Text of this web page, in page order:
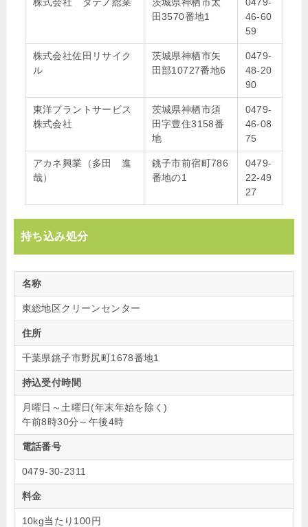
田3570番地1
46-60
59
株式会社佐田リサイク
ル
茨城県神栖市矢
田部10727番地6
0479-
48-20
90
東洋プラントサービス
株式会社
茨城県神栖市須
田字豊住3158番
地
0479-
46-08
75
アカネ興業（多田 進
哉）
銚子市前宿町786
番地の1
0479-
22-49
27
持ち込み処分
名称
東総地区クリーンセンター
住所
千葉県銚子市野尻町1678番地1
持込受付時間
月曜日～土曜日(年末年始を除く)
午前8時30分～午後4時
電話番号
0479-30-2311
料金
10kg当たり100円